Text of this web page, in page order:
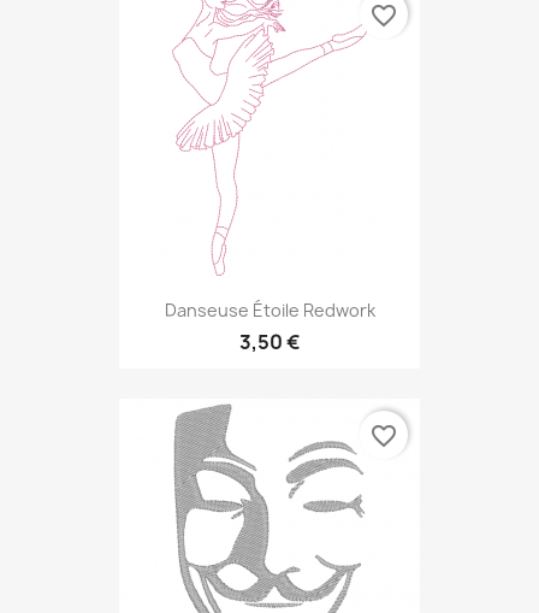
Danseuse Étoile Redwork
3,50 €
favorite_border
favorite_border